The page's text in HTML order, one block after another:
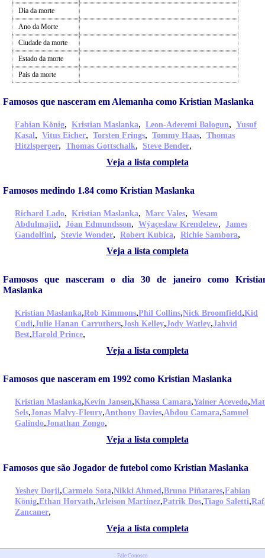
Dia da morte
Ano da Morte
Ciudade da morte
Estado da morte
Pais da morte
Famosos que nasceram em Alemanha como Kristian Maslanka
Fabian König, Kristian Maslanka, Leon-Aderemi Balogun, Yusuf
Kasal, Vitus Eicher, Torsten Frings, Tommy Haas, Thomas
Hitzlsperger, Thomas Gottschalk, Steve Bender,
Veja a lista completa
Famosos medindo 1.84 como Kristian Maslanka
Richard Lado, Kristian Maslanka, Marc Vales, Wesam
Abdulmajid, Jóan Edmundsson, Wýaçeslaw Krendelew, James
Gandolfini, Stevie Wonder, Robert Kubica, Richie Sambora,
Veja a lista completa
Famosos que nasceram o dia 30 de janeiro como
Maslanka
Kristian Maslanka,Rob Kimmons,Phil Collins,Nick Broomfield,Kid
Cudi,Julie Hanan Carruthers,Josh Kelley,Jody Watley,Jahvid
Best,Harold Prince,
Veja a lista completa
Famosos que nasceram em 1992 como Kristian Maslanka
Kristian Maslanka,Kevin Jansen,Khassa Camara,Yainer Acevedo,
Sels,Jonas Malvy-Fleury,Anthony Davies,Abdou Camara,Samuel
Galindo,Jonathan Zongo,
Veja a lista completa
Famosos que são Jogador de futebol como Kristian Maslanka
Yeshey Dorji,Carmelo Sota,Nikki Ahmed,Bruno Piñatares,Fabian
König,Ethan Horvath,Arleison Martínez,Patrik Dos,Tiago Saletti,
Zancaner,
Veja a lista completa
Fale Conosco